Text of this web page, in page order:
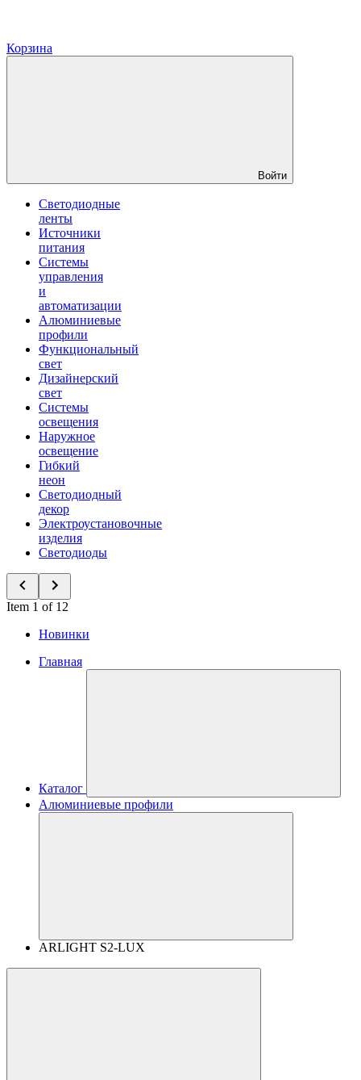
Корзина
Войти
Светодиодные
ленты
Источники
питания
Системы
управления
и
автоматизации
Алюминиевые
профили
Функциональный
свет
Дизайнерский
свет
Системы
освещения
Наружное
освещение
Гибкий
неон
Светодиодный
декор
Электроустановочные
изделия
Светодиоды
Item 1 of 12
Новинки
Главная
Каталог
Алюминиевые профили
ARLIGHT S2-LUX